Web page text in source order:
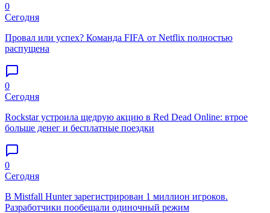
0
Сегодня
Провал или успех? Команда FIFA от Netflix полностью
распущена
0
Сегодня
Rockstar устроила щедрую акцию в Red Dead Online: втрое
больше денег и бесплатные поездки
0
Сегодня
В Mistfall Hunter зарегистрирован 1 миллион игроков.
Разработчики пообещали одиночный режим